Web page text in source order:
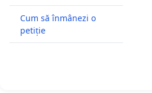
Cum să înmânezi o
petiție